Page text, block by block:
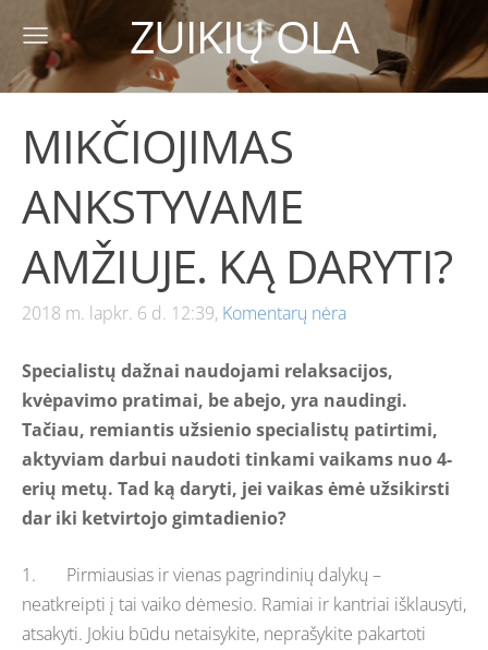
ZUIKIŲ OLA
MIKČIOJIMAS
ANKSTYVAME
AMŽIUJE. KĄ DARYTI?
2018 m. lapkr. 6 d. 12:39, Komentarų nėra
Specialistų dažnai naudojami relaksacijos,
kvėpavimo pratimai, be abejo, yra naudingi.
Tačiau, remiantis užsienio specialistų patirtimi,
aktyviam darbui naudoti tinkami vaikams nuo 4-
erių metų. Tad ką daryti, jei vaikas ėmė užsikirsti
dar iki ketvirtojo gimtadienio?
1. Pirmiausias ir vienas pagrindinių dalykų –
neatkreipti į tai vaiko dėmesio. Ramiai ir kantriai išklausyti,
atsakyti. Jokiu būdu netaisykite, neprašykite pakartoti